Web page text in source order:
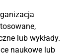
lub wykłady.
naukowe lub